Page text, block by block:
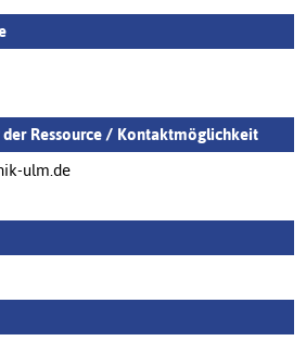
Ressource / Kontaktmöglichkeit
ulm.de